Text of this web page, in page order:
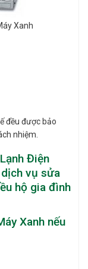
Xanh
đều được bảo
nhiệm.
Điện
vụ sửa
hộ gia đình
Xanh nếu